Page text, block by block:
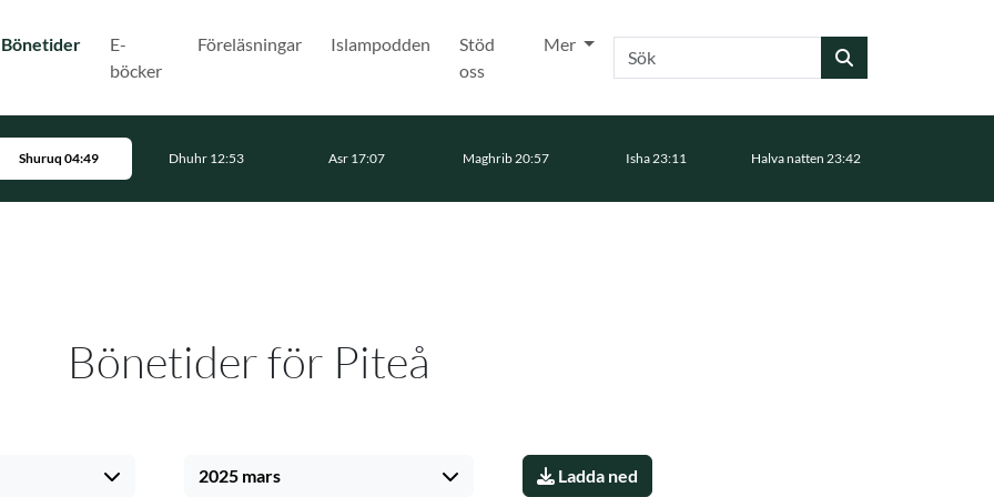
Bönetider(Nuvarande)
E-
böcker
Föreläsningar Islampodden
Stöd
oss
Mer Sök
Shuruq 04:49 Dhuhr 12:53 Asr 17:07 Maghrib 20:57 Isha 23:11 Halva natten 23:42
Bönetider för Piteå
2025 mars Ladda ned